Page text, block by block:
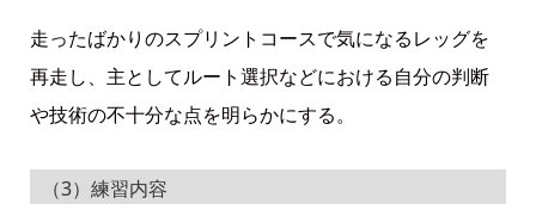
走ったばかりのスプリントコースで気になるレッグを
再走し、主としてルート選択などにおける自分の判断
や技術の不十分な点を明らかにする。
（3）練習内容